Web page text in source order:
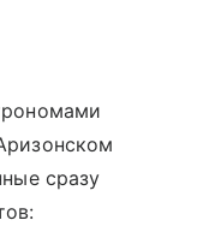
сразу